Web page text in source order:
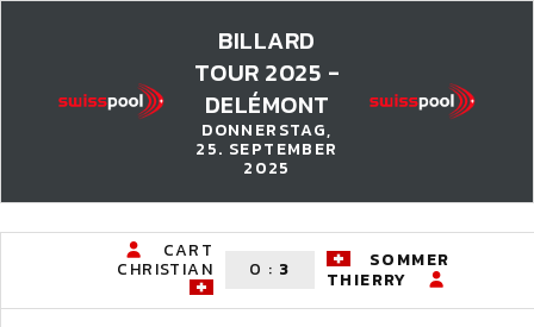
BILLARD
TOUR 2025 -
DELÉMONT
DONNERSTAG,
25. SEPTEMBER
2025
CART
CHRISTIAN 0 : 3
SOMMER
THIERRY